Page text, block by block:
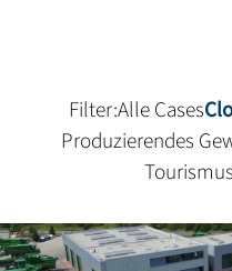
Filter:Alle Cases
Produzierendes
Tourismus